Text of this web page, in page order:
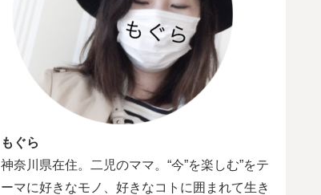
もぐら
神奈川県在住。二児のママ。“今”を楽しむ”をテ
ーマに好きなモノ、好きなコトに囲まれて生き